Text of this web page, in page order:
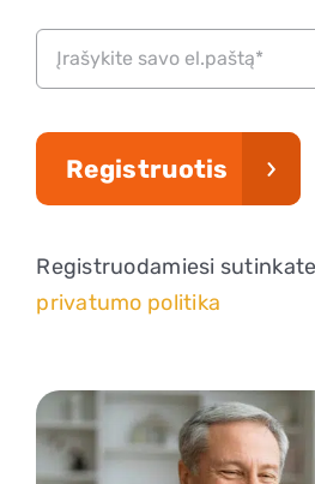
+370 620
Registruotis
Registruodamiesi
privatumo politika